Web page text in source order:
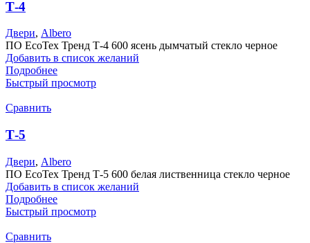
Т-4
Двери, Albero
ПО EcoTex Тренд Т-4 600 ясень дымчатый стекло черное
Добавить в список желаний
Подробнее
Быстрый просмотр
Сравнить
Т-5
Двери, Albero
ПО EcoTex Тренд Т-5 600 белая лиственница стекло черное
Добавить в список желаний
Подробнее
Быстрый просмотр
Сравнить